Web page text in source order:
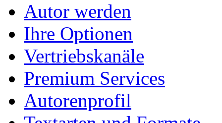
Autor werden
Ihre Optionen
Vertriebskanäle
Premium Services
Autorenprofil